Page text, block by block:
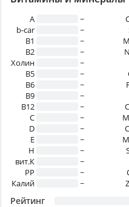
A
~
b-car
~
В1
~
B2
~
Холин
~
B5
~
B6
~
B9
~
B12
~
C
~
D
~
E
~
H
~
вит.К
~
PP
~
Калий
~
Рейтинг